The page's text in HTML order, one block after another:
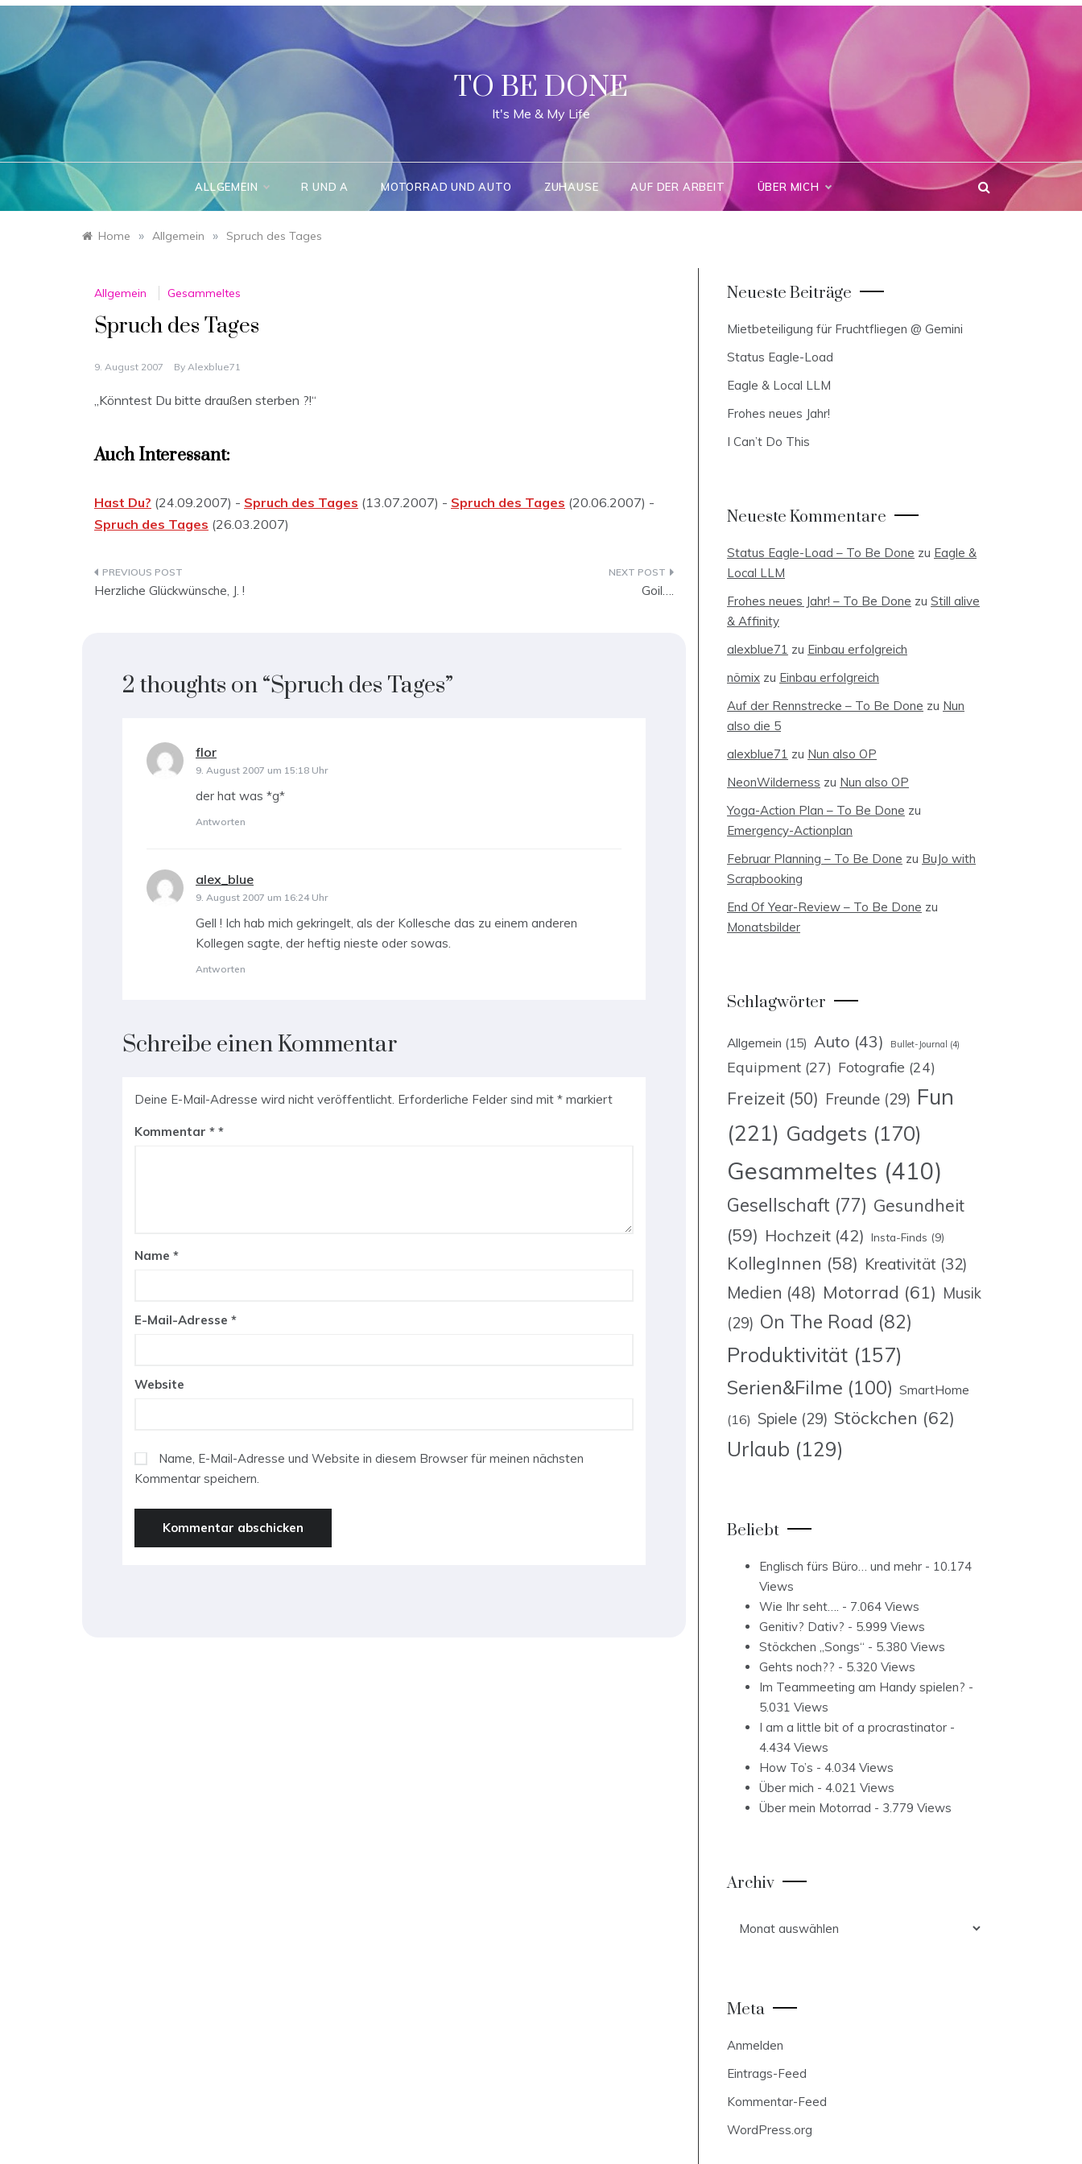
Skip
TO BE DONE
It's Me & My Life
ALLGEMEIN R UND A MOTORRAD UND AUTO ZUHAUSE AUF DER ARBEIT ÜBER MICH
Home » Allgemein » Spruch des Tages
Allgemein Gesammeltes
Spruch des Tages
9. August 2007 By Alexblue71
„Könntest Du bitte draußen sterben ?!“
Auch Interessant:
Hast Du? (24.09.2007) - Spruch des Tages (13.07.2007) - Spruch des Tages (20.06.2007) -
Spruch des Tages (26.03.2007)
Beitragsnavigation
Herzliche Glückwünsche, J. ! Goil….
2 thoughts on “Spruch des Tages”
flor
9. August 2007 um 15:18 Uhr
der hat was *g*
Antworten
alex_blue
9. August 2007 um 16:24 Uhr
Gell ! Ich hab mich gekringelt, als der Kollesche das zu einem anderen
Kollegen sagte, der heftig nieste oder sowas.
Antworten
Schreibe einen Kommentar
Deine E-Mail-Adresse wird nicht veröffentlicht. Erforderliche Felder sind mit * markiert
Kommentar *
Name *
E-Mail-Adresse *
Website
Name, E-Mail-Adresse und Website in diesem Browser für meinen nächsten
Kommentar speichern.
Neueste Beiträge
Mietbeteiligung für Fruchtfliegen @ Gemini
Status Eagle-Load
Eagle & Local LLM
Frohes neues Jahr!
I Can’t Do This
Neueste Kommentare
Status Eagle-Load – To Be Done zu Eagle &
Local LLM
Frohes neues Jahr! – To Be Done zu Still alive
& Affinity
alexblue71 zu Einbau erfolgreich
nömix zu Einbau erfolgreich
Auf der Rennstrecke – To Be Done zu Nun
also die 5
alexblue71 zu Nun also OP
NeonWilderness zu Nun also OP
Yoga-Action Plan – To Be Done zu
Emergency-Actionplan
Februar Planning – To Be Done zu BuJo with
Scrapbooking
End Of Year-Review – To Be Done zu
Monatsbilder
Schlagwörter
Allgemein (15) Auto (43) Bullet-Journal (4)
Equipment (27) Fotografie (24)
Freizeit (50) Freunde (29) Fun
(221) Gadgets (170)
Gesammeltes (410)
Gesellschaft (77) Gesundheit
(59) Hochzeit (42) Insta-Finds (9)
KollegInnen (58) Kreativität (32)
Medien (48) Motorrad (61) Musik
(29) On The Road (82)
Produktivität (157)
Serien&Filme (100) SmartHome
(16) Spiele (29) Stöckchen (62)
Urlaub (129)
Beliebt
Englisch fürs Büro… und mehr - 10.174
Views
Wie Ihr seht…. - 7.064 Views
Genitiv? Dativ? - 5.999 Views
Stöckchen „Songs“ - 5.380 Views
Gehts noch?? - 5.320 Views
Im Teammeeting am Handy spielen? -
5.031 Views
I am a little bit of a procrastinator -
4.434 Views
How To’s - 4.034 Views
Über mich - 4.021 Views
Über mein Motorrad - 3.779 Views
Archiv
Meta
Anmelden
Eintrags-Feed
Kommentar-Feed
WordPress.org